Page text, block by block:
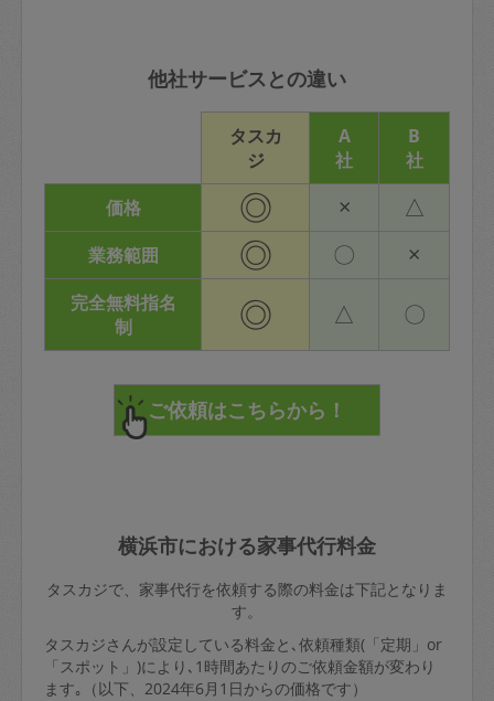
他社サービスとの違い
タスカ
ジ
A
社
B
社
価格
◎ × △
業務範囲 ◎ 〇 ×
完全無料指名
制
◎ △ 〇
横浜市における家事代行料金
タスカジで、家事代行を依頼する際の料金は下記となりま
す。
タスカジさんが設定している料金と､依頼種類(「定期」or
「スポット」)により､1時間あたりのご依頼金額が変わり
ます｡（以下、2024年6月1日からの価格です）